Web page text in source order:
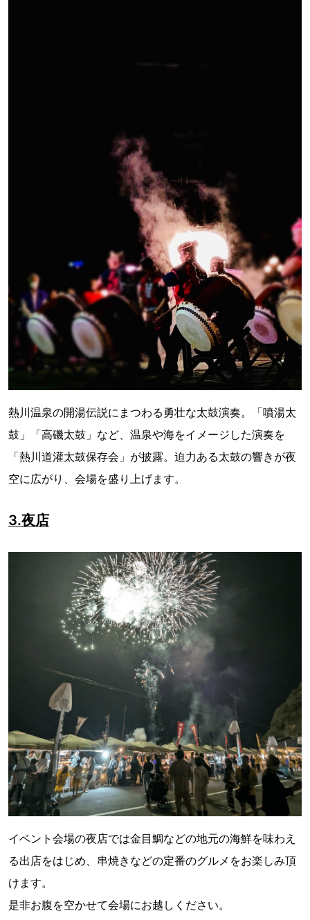
熱川温泉の開湯伝説にまつわる勇壮な太鼓演奏。「噴湯太
鼓」「高磯太鼓」など、温泉や海をイメージした演奏を
「熱川道灌太鼓保存会」が披露。迫力ある太鼓の響きが夜
空に広がり、会場を盛り上げます。
3.夜店
イベント会場の夜店では金目鯛などの地元の海鮮を味わえ
る出店をはじめ、串焼きなどの定番のグルメをお楽しみ頂
けます。
是非お腹を空かせて会場にお越しください。